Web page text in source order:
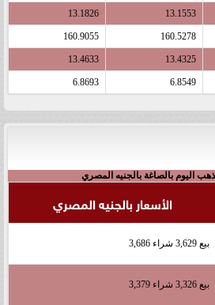
13.1553
13.1826
160.5278
160.9055
13.4325
13.4633
6.8549
6.8693
اليوم بالصاغة بالجنيه المصري
الأسعار بالجنيه المصري
بيع 3,629 شراء 3,686
بيع 3,326 شراء 3,379